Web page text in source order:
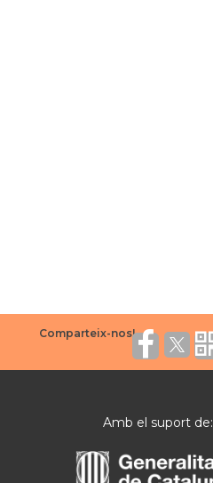
Amb el suport de: